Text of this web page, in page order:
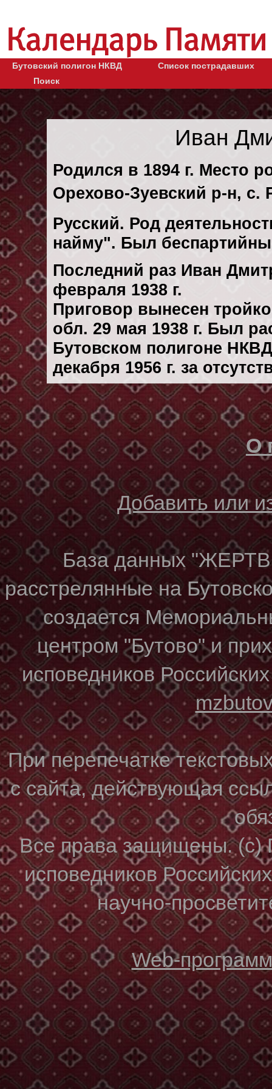
Бутовский полигон НКВД
Список пострадавших
Поиск
Иван
Родился в 1894 г. Место
Орехово-Зуевский р-н, с.
Русский. Род
найму". Был
Последний раз Иван
февраля 1938 г.
Приговор вынесен
обл. 29 мая 1938 г. Был
Бутовском полигоне
декaбря 1956 г. за
О
Добавить или
База данных
расстрелянные на
создается
центром "Бутово" и
исповедников
При перепечатке
с сайта, действующая
Все права защищены. (с)
исповедников
научно-
Web-